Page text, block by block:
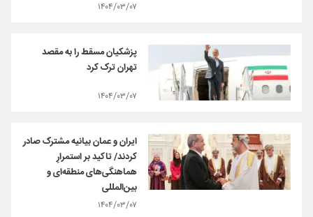
۱۴۰۴/۰۳/۰۷
پزشکیان مسقط را به مقصد
تهران ترک کرد
۱۴۰۴/۰۳/۰۷
ایران و عمان بیانیه مشترک صادر
کردند/ تاکید بر استمرارِ
هماهنگی‌های منطقه‌ای و
بین‌المللی
۱۴۰۴/۰۳/۰۷